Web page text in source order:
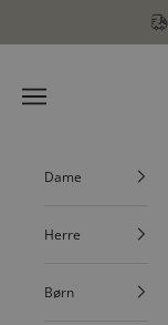
Menu
Dame
Herre
Børn